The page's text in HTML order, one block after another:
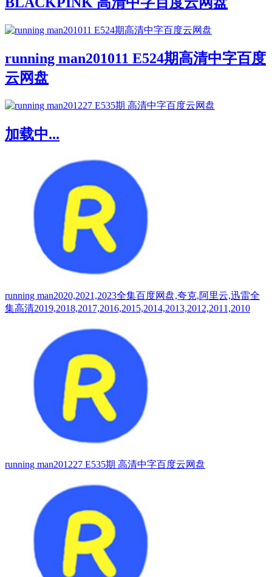
running man201011 E524期高清中字百度
云网盘
加载中...
running man2020,2021,2023全集百度网盘,夸克,阿里云,迅雷全
集高清2019,2018,2017,2016,2015,2014,2013,2012,2011,2010
running man201227 E535期 高清中字百度云网盘